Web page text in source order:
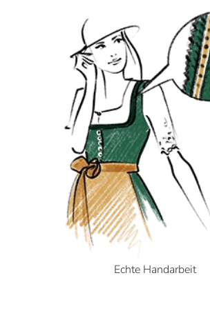
Echte Handarbeit